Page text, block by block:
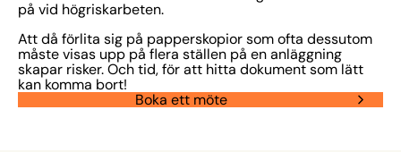
på vid högriskarbeten.
Att då förlita sig på papperskopior som ofta dessutom
måste visas upp på flera ställen på en anläggning
skapar risker. Och tid, för att hitta dokument som lätt
kan komma bort!
Boka ett möte